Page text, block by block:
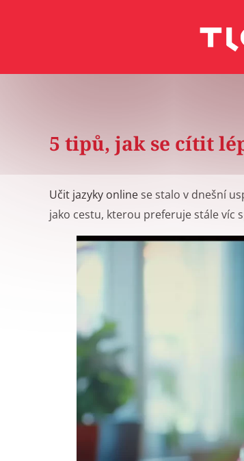
5 tipů, jak se cítit
Učit jazyky onlinese stalo v dnešní
jako cestu, kterou preferuje stále víc